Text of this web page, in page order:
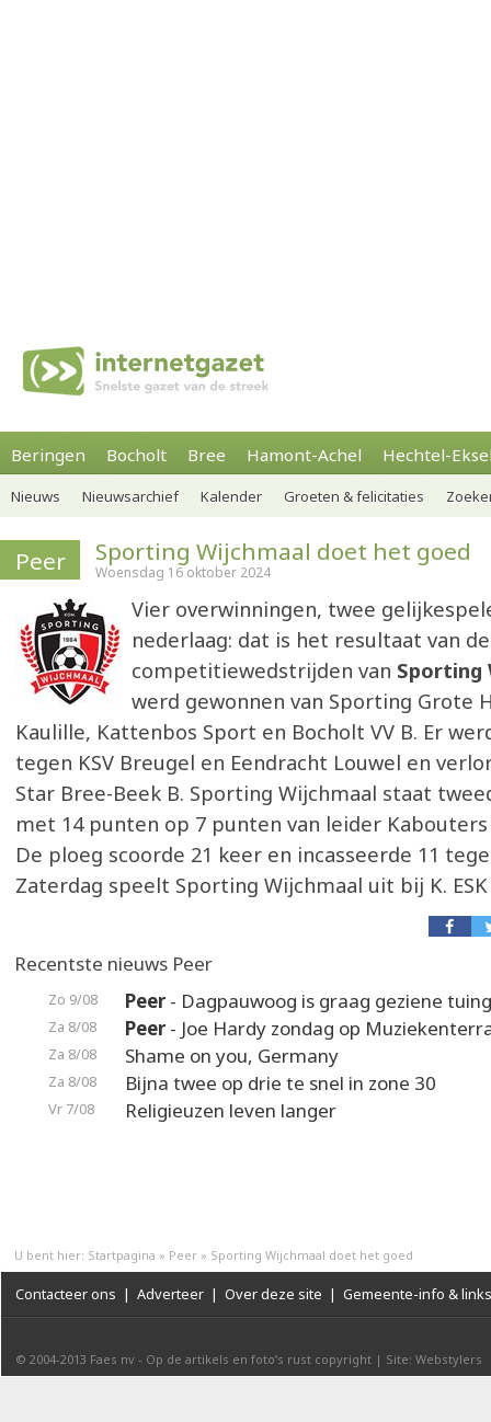
Beringen Bocholt Bree Hamont-Achel Hechtel-
Nieuws Nieuwsarchief Kalender Groeten & felicitaties
Peer Sporting Wijchmaal doet het goed
Woensdag 16 oktober 2024
Vier overwinningen, twee
nederlaag: dat is het resultaat van
competitiewedstrijden van Sporting
werd gewonnen van Sporting Grote
Kaulille, Kattenbos Sport en Bocholt VV B. Er
tegen KSV Breugel en Eendracht Louwel en
Star Bree-Beek B. Sporting Wijchmaal staat
met 14 punten op 7 punten van leider
De ploeg scoorde 21 keer en incasseerde 11
Zaterdag speelt Sporting Wijchmaal uit bij K.
Recentste nieuws Peer
Zo 9/08 Peer- Dagpauwoog is graag geziene
Za 8/08 Peer- Joe Hardy zondag op
Za 8/08 Shame on you, Germany
Za 8/08 Bijna twee op drie te snel in zone 30
Vr 7/08 Religieuzen leven langer
U bent hier: Startpagina » Peer » Sporting Wijchmaal doet het goed
Contacteer ons | Adverteer | Over deze site | Gemeente-info & links
© 2004-2013 Faes nv - Op de artikels en foto’s rust copyright | Site: Webstylers